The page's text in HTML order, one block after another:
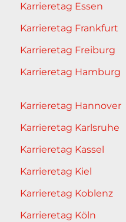
Karrieretag Essen
Karrieretag Frankfurt
Karrieretag Freiburg
Karrieretag Hamburg
Karrieretag Hannover
Karrieretag Karlsruhe
Karrieretag Kassel
Karrieretag Kiel
Karrieretag Koblenz
Karrieretag Köln